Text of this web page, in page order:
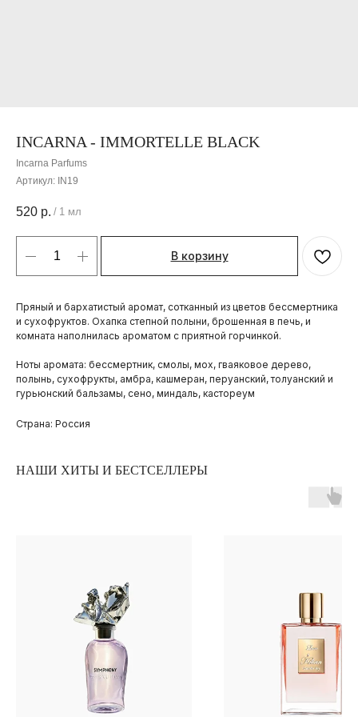
INCARNA - IMMORTELLE BLACK
Incarna Parfums
Артикул: IN19
520 р. / 1 мл
В корзину
Пряный и бархатистый аромат, сотканный из цветов бессмертника
и сухофруктов. Охапка степной полыни, брошенная в печь, и
комната наполнилась ароматом с приятной горчинкой.
Ноты аромата: бессмертник, смолы, мох, гваяковое дерево,
полынь, сухофрукты, амбра, кашмеран, перуанский, толуанский и
гурьюнский бальзамы, сено, миндаль, кастореум
Страна: Россия
НАШИ ХИТЫ И БЕСТСЕЛЛЕРЫ
ПОКУПАТЕЛЯМ
ОПЛАТА И ДОСТАВКА
ЧАСТЫЕ ВОПРОСЫ